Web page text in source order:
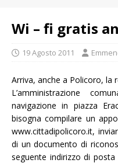
Wi – fi gratis
19 Agosto 2011
Arriva, anche a Policoro, la
L’amministrazione
navigazione in piazza
bisogna compilare un
www.cittadipolicoro.it,
di un documento di
seguente indirizzo di